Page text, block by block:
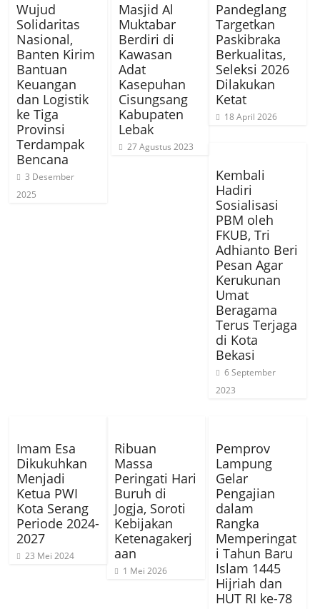
Wujud
Solidaritas
Nasional,
Banten Kirim
Bantuan
Keuangan
dan Logistik
ke Tiga
Provinsi
Terdampak
Bencana
3 Desember
2025
Masjid Al
Muktabar
Berdiri di
Kawasan
Adat
Kasepuhan
Cisungsang
Kabupaten
Lebak
27 Agustus 2023
Pandeglang
Targetkan
Paskibraka
Berkualitas,
Seleksi 2026
Dilakukan
Ketat
18 April 2026
Kembali
Hadiri
Sosialisasi
PBM oleh
FKUB, Tri
Adhianto Beri
Pesan Agar
Kerukunan
Umat
Beragama
Terus Terjaga
di Kota
Bekasi
6 September
2023
Imam Esa
Dikukuhkan
Menjadi
Ketua PWI
Kota Serang
Periode 2024-
2027
23 Mei 2024
Ribuan
Massa
Peringati Hari
Buruh di
Jogja, Soroti
Kebijakan
Ketenagakerj
aan
1 Mei 2026
Pemprov
Lampung
Gelar
Pengajian
dalam
Rangka
Memperingat
i Tahun Baru
Islam 1445
Hijriah dan
HUT RI ke-78